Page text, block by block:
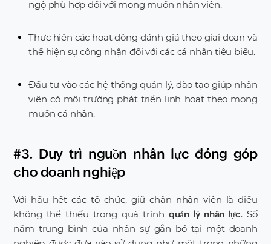
ngộ phù hợp đối với mong muốn nhân viên.
Thực hiện các hoạt động đánh giá theo giai đoạn và
thể hiện sự công nhận đối với các cá nhân tiêu biểu.
Đầu tư vào các hệ thống quản lý, đào tạo giúp nhân
viên có môi trường phát triển linh hoạt theo mong
muốn cá nhân.
#3. Duy trì nguồn nhân lực đóng góp
cho doanh nghiệp
Với hầu hết các tổ chức, giữ chân nhân viên là điều
không thể thiếu trong quá trình quản lý nhân lực. Số
năm trung bình của nhân sự gắn bó tại một doanh